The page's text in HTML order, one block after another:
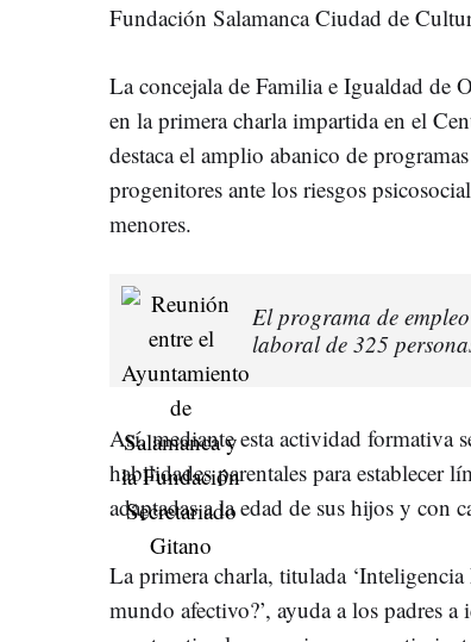
Fundación Salamanca Ciudad de
La concejala de Familia e Igualdad de
en la primera charla impartida en el
destaca el amplio abanico de
progenitores ante los riesgos
menores.
El programa de
laboral de 325
Así, mediante esta actividad formativa
habilidades parentales para establecer
adaptadas a la edad de sus hijos y con
La primera charla, titulada
mundo afectivo?’, ayuda a los padres